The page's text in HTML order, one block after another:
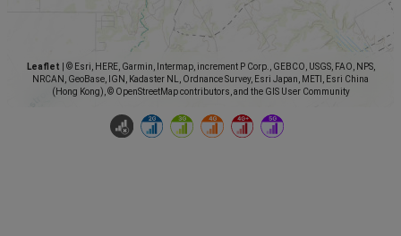
Leaflet
© Esri, HERE, Garmin, Intermap, increment P Corp., GEBCO, USGS, FAO, NPS,
NRCAN, GeoBase, IGN, Kadaster NL, Ordnance Survey, Esri Japan, METI, Esri China
(Hong Kong), © OpenStreetMap contributors, and the GIS User Community